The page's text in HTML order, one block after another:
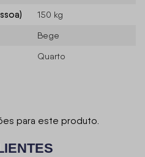
150 kg
Bege
Quarto
para este produto.